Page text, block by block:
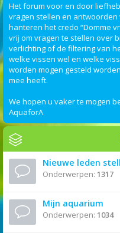
Het forum voor en door
vragen stellen en
hanteren het credo “Domme
vrij om vragen te stellen over
verlichting of de filtering van
welke vissen wel en welke
worden mogen gesteld
mee heeft.
We hopen u vaker te mogen
AquaforA
Nieuwe leden
Onderwerpen: 1317
Mijn aquarium
Onderwerpen: 1034